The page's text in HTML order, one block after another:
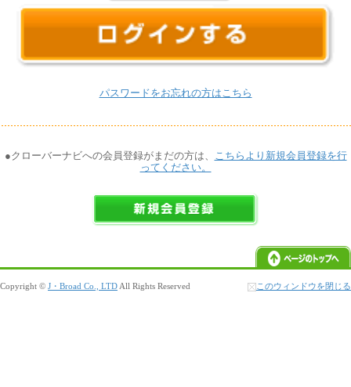
パスワードをお忘れの方はこちら
●クローバーナビへの会員登録がまだの方は、 こちらより新規会員登録を行
ってください。
Copyright © J・Broad Co., LTD All Rights Reserved このウィンドウを閉じる